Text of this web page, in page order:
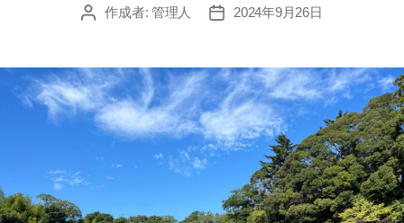
投
作成者: 管理人
投
2024年9月26日